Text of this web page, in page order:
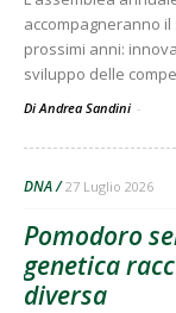
accompagneranno
prossimi anni:
sviluppo delle
Di Andrea Sandini -
DNA 27 Luglio 2026
Pomodoro
genetica
diversa